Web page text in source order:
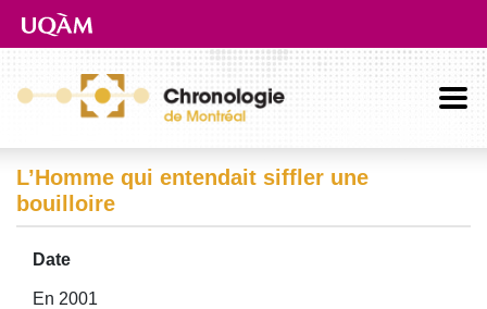
Aller directement au contenu principal
L’Homme qui entendait siffler une
bouilloire
Date
En 2001